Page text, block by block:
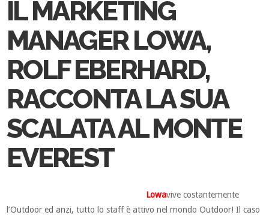
IL MARKETING
MANAGER LOWA,
ROLF EBERHARD,
RACCONTA LA SUA
SCALATA AL MONTE
EVEREST
Lowavive costantemente
l’Outdoor ed anzi, tutto lo staff è attivo nel mondo Outdoor! Il caso